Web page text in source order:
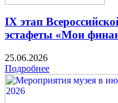
IX этап
эстафеты «Мои
25.06.2026
Подробнее